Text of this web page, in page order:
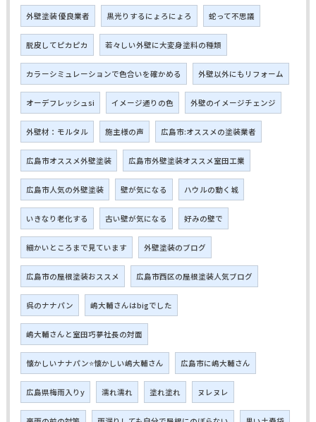
外壁塗装 優良業者 黒光りするにょろにょろ 蛇って不思議
脱皮してピカピカ 若々しい外壁に大変身塗料の種類
カラーシミュレーションで色合いを確かめる 外壁以外にもリフォーム
オーデフレッシュsi イメージ通りの色 外壁のイメージチェンジ
外壁材：モルタル 施主様の声 広島市:オススメの塗装業者
広島市オススメ外壁塗装 広島市外壁塗装オススメ室田工業
広島市人気の外壁塗装 壁が気になる ハウルの動く城
いきなり老化する 古い壁が気になる 好みの壁で
細かいところまで見ています 外壁塗装のブログ
広島市の屋根塗装おススメ 広島市西区の屋根塗装人気ブログ
呉のナナパン 嶋大輔さんはbigでした
嶋大輔さんと室田巧夢社長の対面
懐かしいナナパン⭐懐かしい嶋大輔さん 広島市に嶋大輔さん
広島県梅雨入りy 濡れ濡れ 塗れ塗れ ヌレヌレ